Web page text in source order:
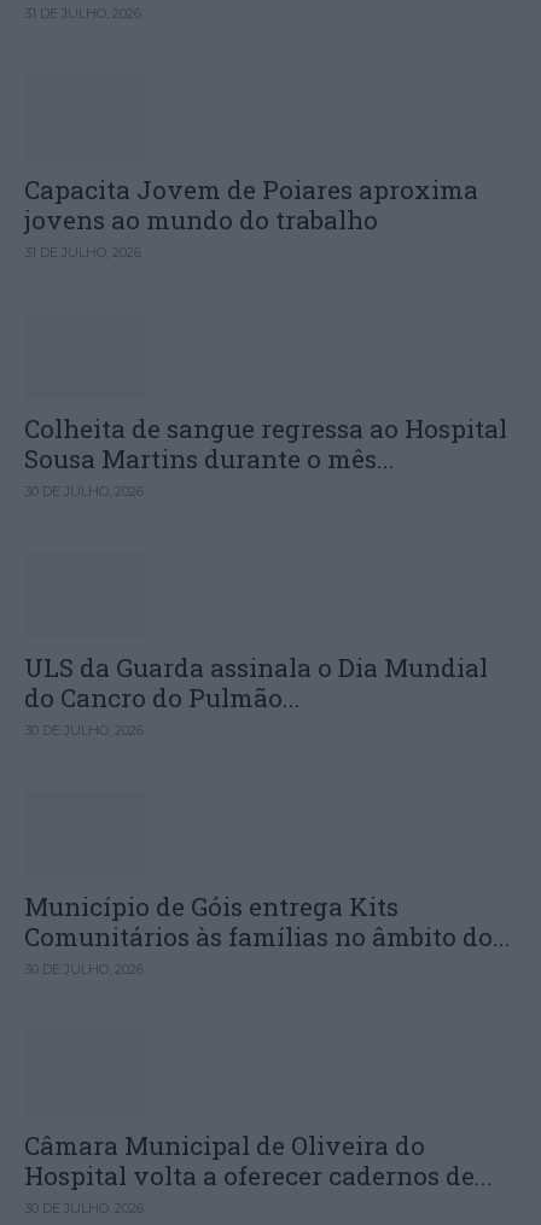
31 DE JULHO, 2026
Capacita Jovem de Poiares aproxima
jovens ao mundo do trabalho
31 DE JULHO, 2026
Colheita de sangue regressa ao Hospital
Sousa Martins durante o mês...
30 DE JULHO, 2026
ULS da Guarda assinala o Dia Mundial
do Cancro do Pulmão...
30 DE JULHO, 2026
Município de Góis entrega Kits
Comunitários às famílias no âmbito do...
30 DE JULHO, 2026
Câmara Municipal de Oliveira do
Hospital volta a oferecer cadernos de...
30 DE JULHO, 2026